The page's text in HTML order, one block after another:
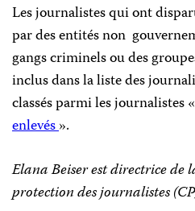
Les journalistes qui ont
par des entités non
gangs criminels ou des
inclus dans la liste des
classés parmi les journalistes «
enlevés».
Elana Beiser est directrice
protection des journalistes